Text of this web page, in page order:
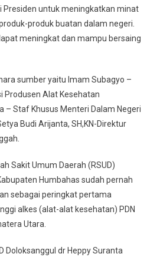
Presiden untuk meningkatkan minat
produk buatan dalam negeri.
meningkat dan mampu bersaing
sumber yaitu Imam Subagyo –
Produsen Alat Kesehatan
– Staf Khusus Menteri Dalam Negeri
Budi Arijanta, SH,KN-Direktur
Sakit Umum Daerah (RSUD)
Humbahas sudah pernah
sebagai peringkat pertama
alkes (alat-alat kesehatan) PDN
Utara.
Doloksanggul dr Heppy Suranta